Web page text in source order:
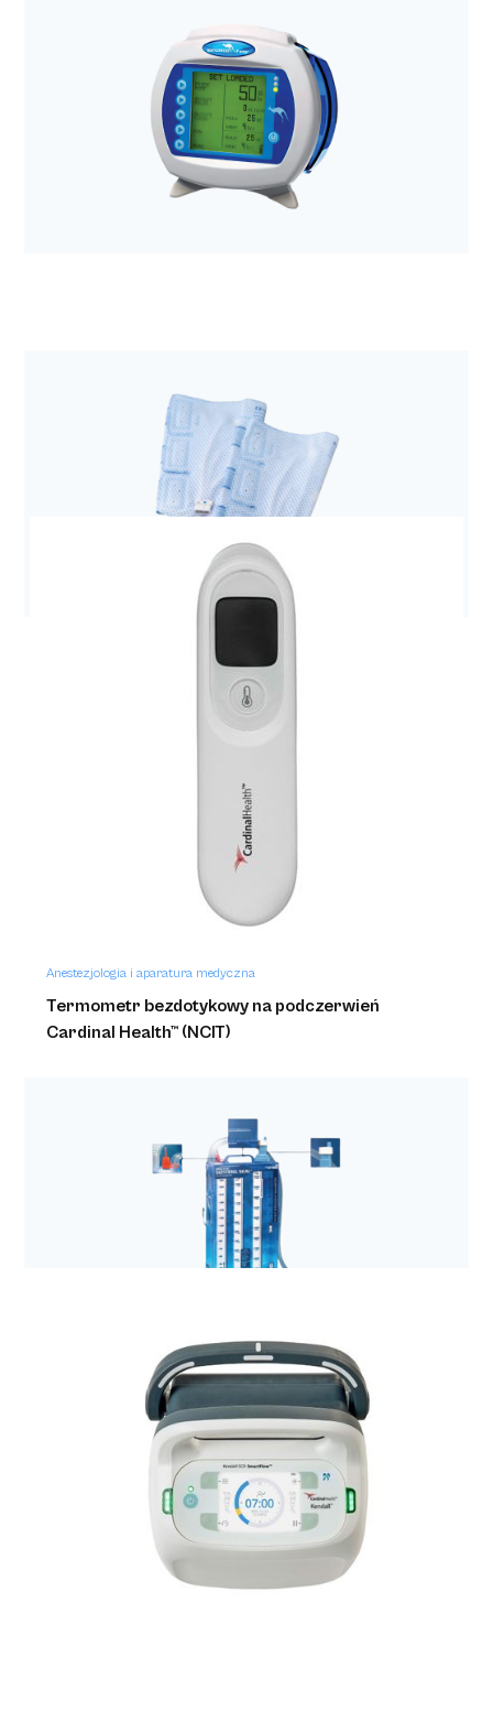
Anestezjologia i aparatura medyczna
Opatrunek Excilon AMD 10,2x10,2cm + gazik
Anestezjologia i aparatura medyczna
Pompa Kangaroo Joey
Anestezjologia i aparatura medyczna
Mankiet do ucisku sekwencyjnego udowy SCD
Anestezjologia i aparatura medyczna
Termometr bezdotykowy na podczerwień
Cardinal Health™ (NCIT)
Anestezjologia i aparatura medyczna
Zestaw do drenażu opłucnej Sentinel Seal